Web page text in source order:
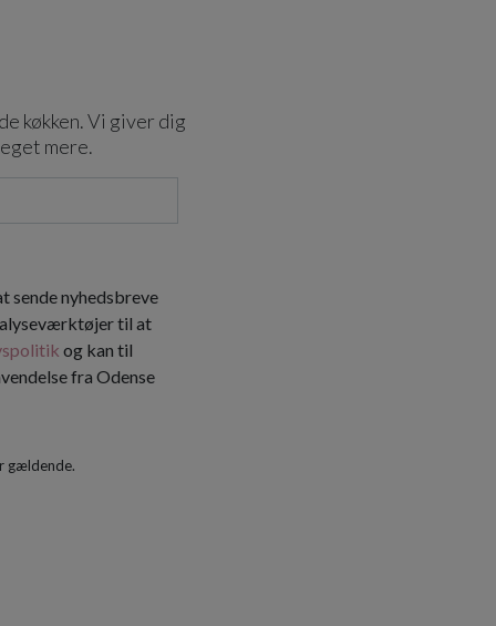
køkken. Vi giver dig
mere.
sende nyhedsbreve
til at
og kan til
fra Odense
gældende.